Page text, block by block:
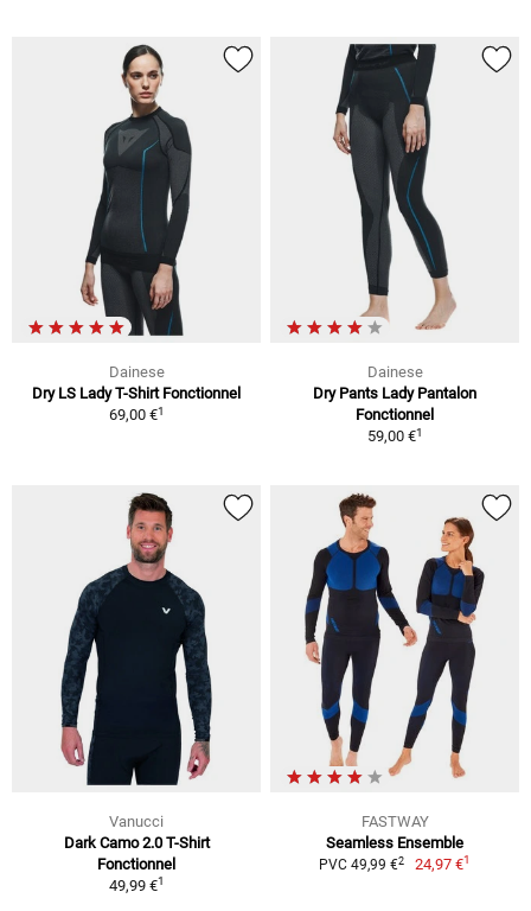
Dainese
Dry LS Lady T-Shirt Fonctionnel
69,00 €1
Dainese
Dry Pants Lady Pantalon
Fonctionnel
59,00 €1
Vanucci
Dark Camo 2.0 T-Shirt
Fonctionnel
49,99 €1
FASTWAY
Seamless Ensemble
PVC 49,99 €2 24,97 €1